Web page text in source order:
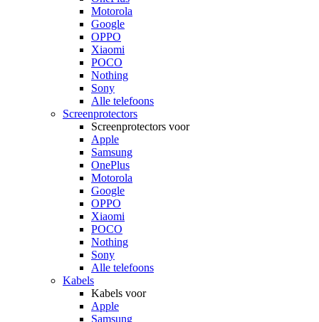
Motorola
Google
OPPO
Xiaomi
POCO
Nothing
Sony
Alle telefoons
Screenprotectors
Screenprotectors voor
Apple
Samsung
OnePlus
Motorola
Google
OPPO
Xiaomi
POCO
Nothing
Sony
Alle telefoons
Kabels
Kabels voor
Apple
Samsung